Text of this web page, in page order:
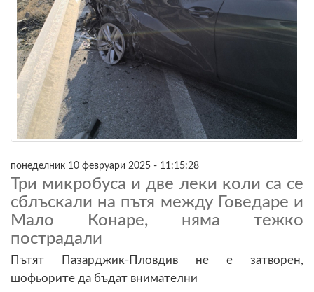
понеделник 10 февруари 2025 - 11:15:28
Три микробуса и две леки коли са се
сблъскали на пътя между Говедаре и
Мало Конаре, няма тежко
пострадали
Пътят Пазарджик-Пловдив не е затворен,
шофьорите да бъдат внимателни